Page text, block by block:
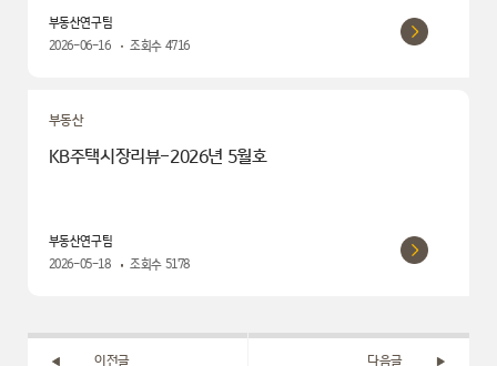
부동산연구팀
2026-06-16
조회수 4716
부동산
KB주택시장리뷰-2026년 5월호
부동산연구팀
2026-05-18
조회수 5178
이전글 다음글